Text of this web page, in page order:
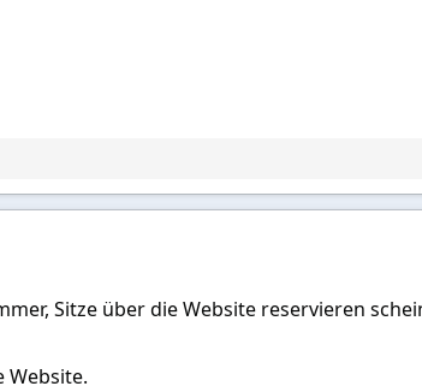
Sitze über die Website reservieren
Website.